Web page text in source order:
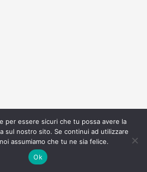
per essere sicuri che tu possa avere la
sul nostro sito. Se continui ad utilizzare
assumiamo che tu ne sia felice.
Ok